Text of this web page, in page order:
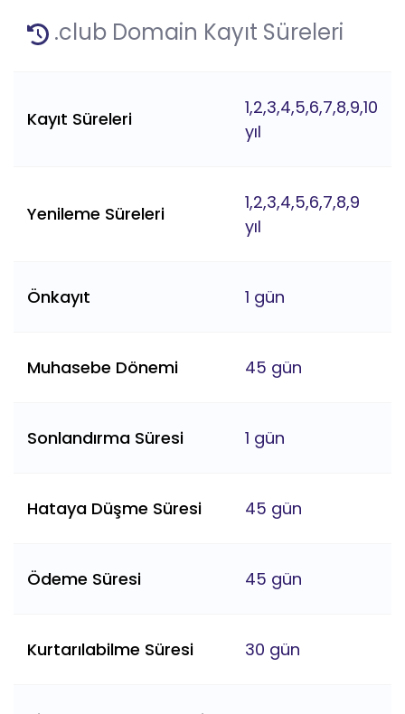
.club Domain Kayıt Süreleri
Kayıt Süreleri
1,2,3,4,5,6,7,8,9,10
yıl
Yenileme Süreleri
1,2,3,4,5,6,7,8,9
yıl
Önkayıt 1 gün
Muhasebe Dönemi 45 gün
Sonlandırma Süresi 1 gün
Hataya Düşme Süresi 45 gün
Ödeme Süresi 45 gün
Kurtarılabilme Süresi 30 gün